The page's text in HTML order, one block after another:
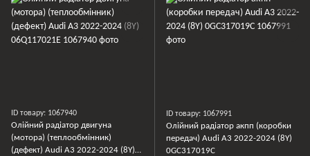
ID товару: 1067940
Олійний радіатор двигуна
(мотора) (теплообмінник)
(дефект) Audi A3 2022-2024 (8Y)
ID товару: 1067991
Олійний радіатор акпп (коробки
передач) Audi A3 2022-2024 (8Y)
0GC317019C